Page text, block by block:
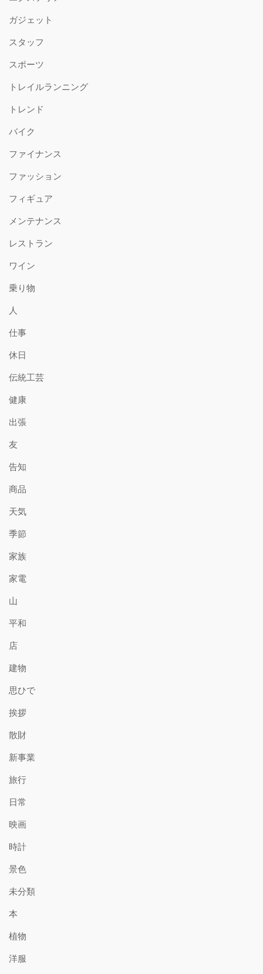
ガジェット
スタッフ
スポーツ
トレイルランニング
トレンド
バイク
ファイナンス
ファッション
フィギュア
メンテナンス
レストラン
ワイン
乗り物
人
仕事
休日
伝統工芸
健康
出張
友
告知
商品
天気
季節
家族
家電
山
平和
店
建物
思ひで
挨拶
散財
新事業
旅行
日常
映画
時計
景色
未分類
本
植物
洋服